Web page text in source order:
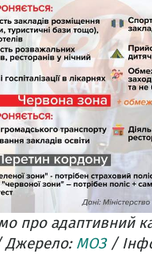
про адаптивний
Джерело: МОЗ/